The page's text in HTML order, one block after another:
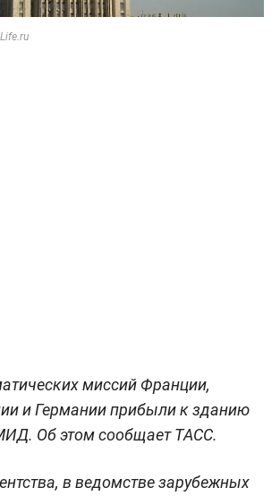
миссий Франции,
и Германии прибыли к зданию
Об этом сообщает ТАСС.
в ведомстве зарубежных